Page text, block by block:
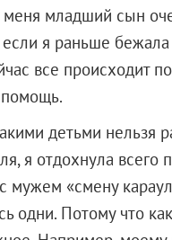
младший сын
я раньше
все происходит
детьми нельзя
я отдохнула
мужем «смену
одни. Потому что